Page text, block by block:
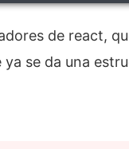
de react,
se da una